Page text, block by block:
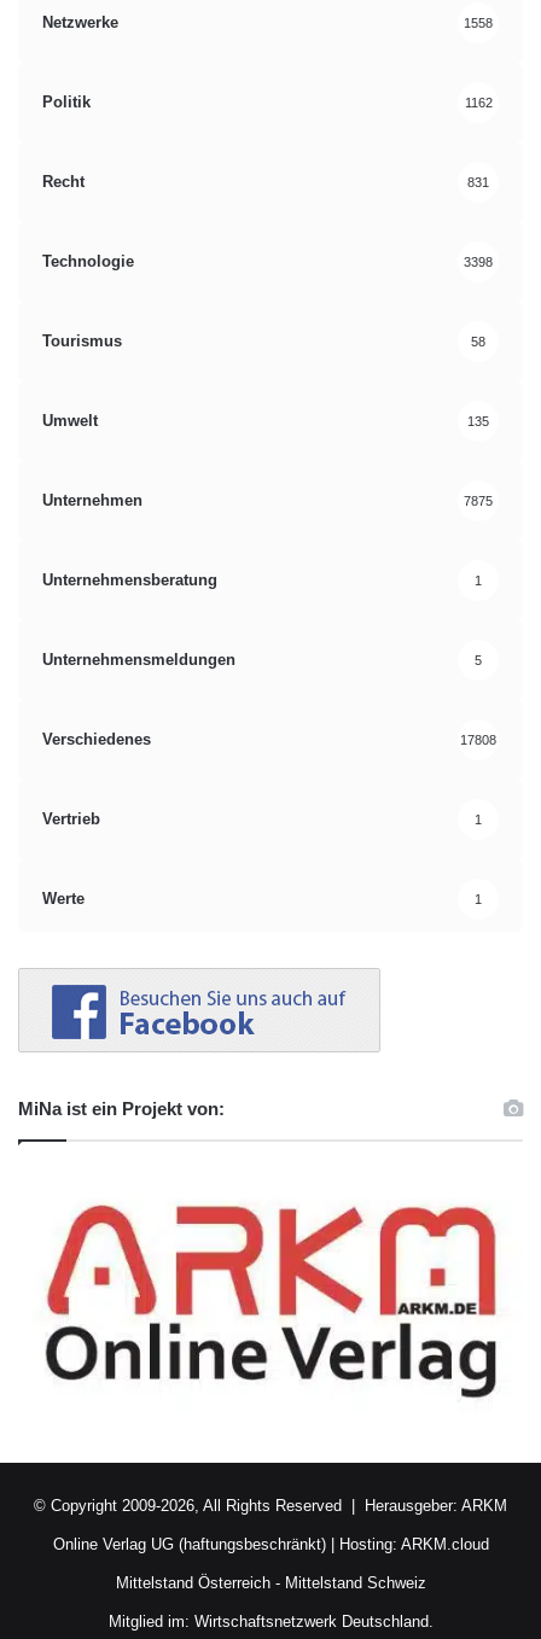
Netzwerke 1558
Politik 1162
Recht 831
Technologie 3398
Tourismus 58
Umwelt 135
Unternehmen 7875
Unternehmensberatung 1
Unternehmensmeldungen 5
Verschiedenes 17808
Vertrieb 1
Werte 1
MiNa ist ein Projekt von:
© Copyright 2009-2026, All Rights Reserved | Herausgeber: ARKM
Online Verlag UG (haftungsbeschränkt)| Hosting: ARKM.cloud
Mittelstand Österreich- Mittelstand Schweiz
Mitglied im: Wirtschaftsnetzwerk Deutschland.